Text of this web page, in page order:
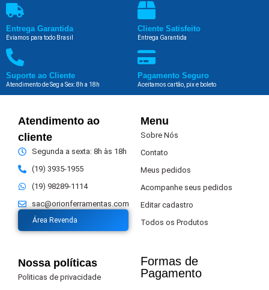
Entrega Garantida
Eviamos para todo Brasil
Cliente Satisfeito
Entrega Garantida
Suporte ao Cliente
Atendimento de Seg a Sex: 8h a 18h
Pagamento Seguro
Aceitamos cartão, pix e boleto
Atendimento ao
cliente
Segunda a sexta: 8h às 18h
(19) 3935-1955
(19) 98289-1114
sac@orionferramentas.com
Área Revenda
Menu
Sobre Nós
Contato
Meus pedidos
Acompanhe seus pedidos
Editar cadastro
Todos os Produtos
Nossa políticas
Politicas de privacidade
Formas de
Pagamento​